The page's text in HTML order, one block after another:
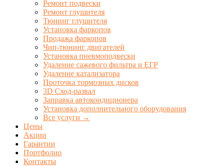
Ремонт подвески
Ремонт глушителя
Тюнинг глушителя
Установка фаркопов
Продажа фаркопов
Чип-тюнинг двигателей
Установка пневмоподвески
Удаление сажевого фильтра и ЕГР
Удаление катализатора
Проточка тормозных дисков
3D Сход-развал
Заправка автокондиционера
Установка дополнительного оборудования
Все услуги →
Цены
Акции
Гарантии
Портфолио
Контакты